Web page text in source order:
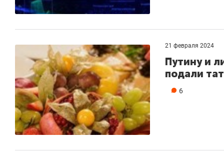
21 февраля 2024
Путину и
подали
6
Рекомендуем
150 камер до квартиры и Face
ID вместо ключа: какой будет
безопасность в ЖК «Нова»
Рекомендуем